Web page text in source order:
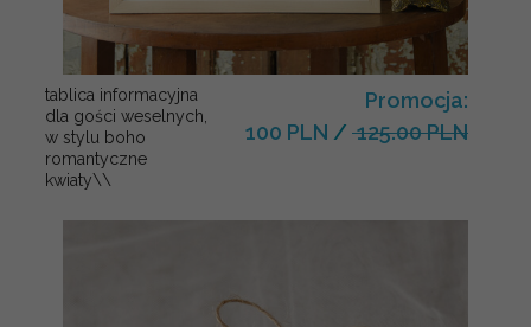
tablica informacyjna
dla gości weselnych,
w stylu boho
romantyczne
kwiaty\\
Promocja:
100 PLN / 125.00 PLN